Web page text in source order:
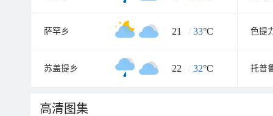
萨罕乡 21 / 33°C 色提
苏盖提乡 22 / 32°C 托普
高清图集